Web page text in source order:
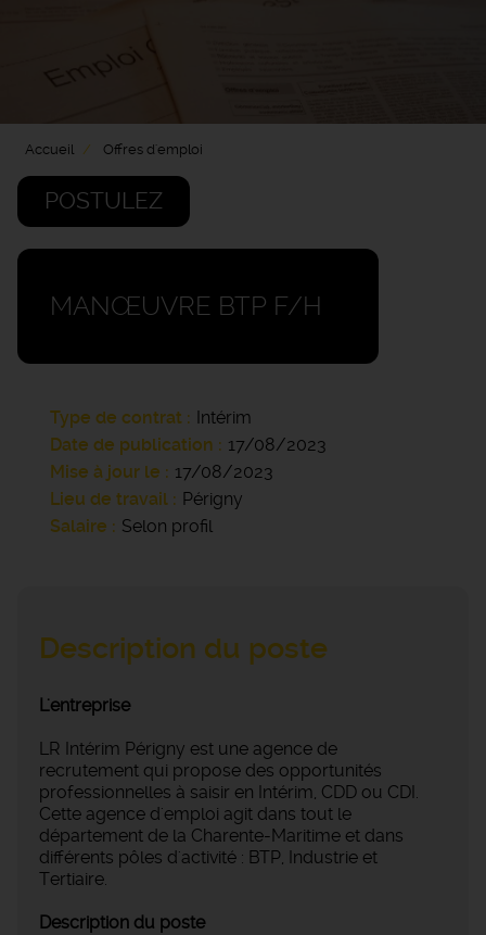
Accueil Offres d'emploi
POSTULEZ
MANŒUVRE BTP F/H
Type de contrat
Intérim
Date de publication
17/08/2023
Mise à jour le
17/08/2023
Lieu de travail
Périgny
Salaire
Selon profil
Description du poste
L'entreprise
LR Intérim Périgny est une agence de
recrutement qui propose des opportunités
professionnelles à saisir en Intérim, CDD ou CDI.
Cette agence d'emploi agit dans tout le
département de la Charente-Maritime et dans
différents pôles d'activité : BTP, Industrie et
Tertiaire.
Description du poste